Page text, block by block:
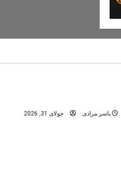
یاسر مرادی جولای 31, 2026